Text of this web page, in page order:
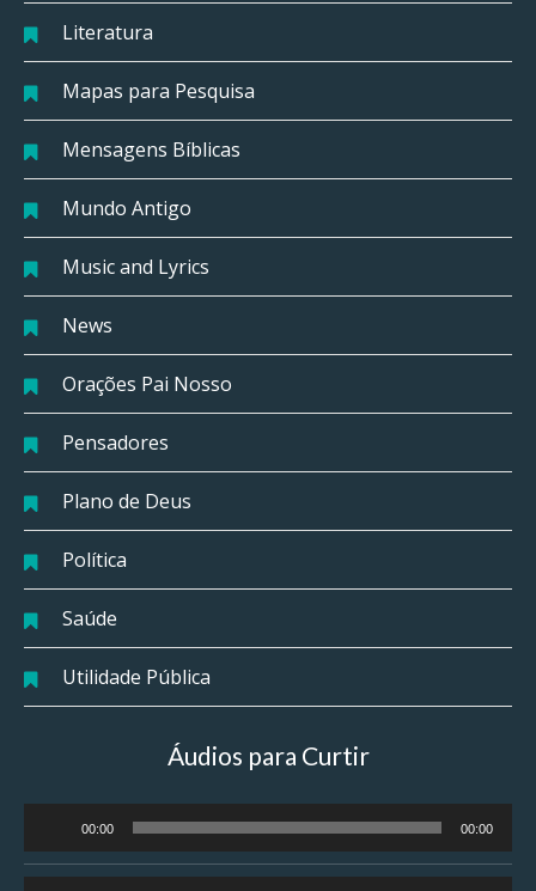
Literatura
Mapas para Pesquisa
Mensagens Bíblicas
Mundo Antigo
Music and Lyrics
News
Orações Pai Nosso
Pensadores
Plano de Deus
Política
Saúde
Utilidade Pública
Áudios para Curtir
de
áudio
00:00 00:00